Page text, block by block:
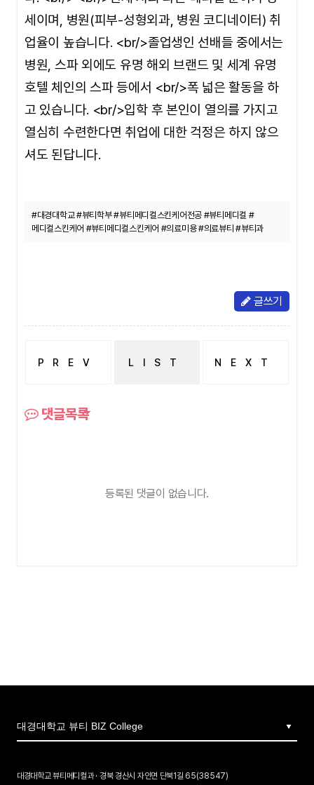
세이며, 병원(피부-성형외과, 병원 코디네이터) 취
업율이 높습니다. <br/>졸업생인 선배들 중에서는
병원, 스파 외에도 유명 해외 브랜드 및 세계 유명
호텔 체인의 스파 등에서 <br/>폭 넓은 활동을 하
고 있습니다. <br/>입학 후 본인이 열의를 가지고
열심히 수련한다면 취업에 대한 걱정은 하지 않으
셔도 된답니다.
#대경대학교 #뷰티학부 #뷰티메디컬스킨케어전공 #뷰티메디컬 #
메디컬스킨케어 #뷰티메디컬스킨케어 #의료미용 #의료뷰티 #뷰티과
글쓰기
PREV
졸업후 취업
LIST NEXT
댓글목록
등록된 댓글이 없습니다.
대경대학교 뷰티메디컬과 · 경북 경산시 자인면 단북1길 65(38547)